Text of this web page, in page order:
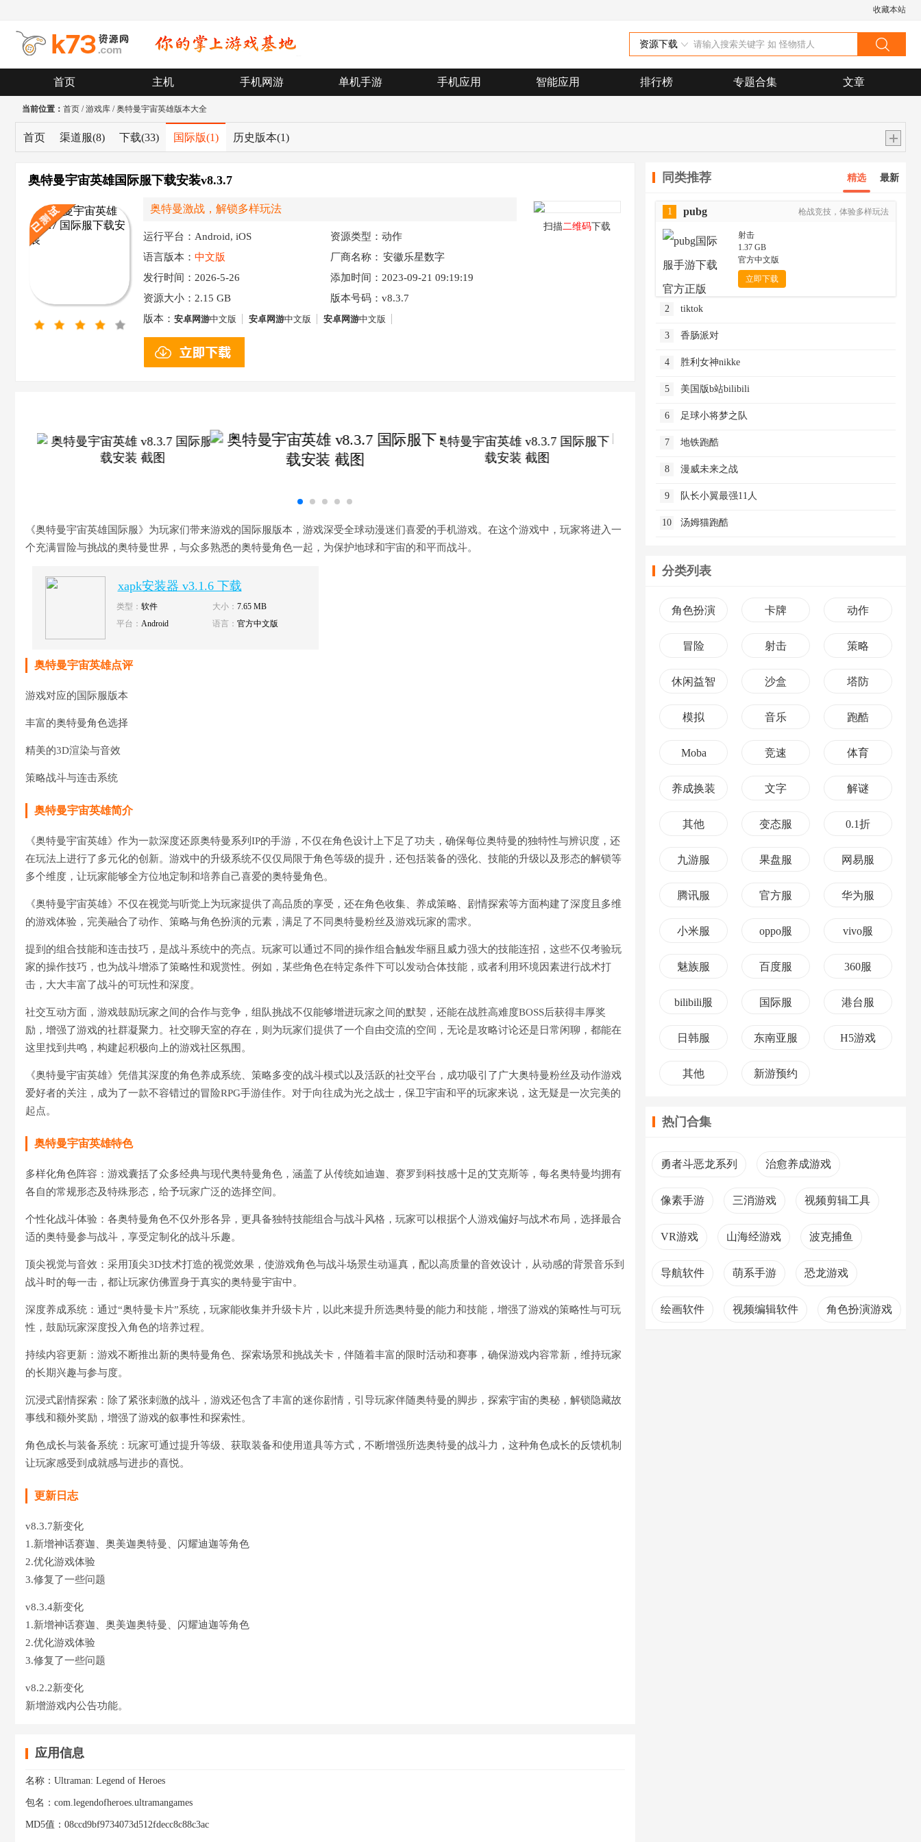
收藏本站
资源下载
首页 主机 手机网游 单机手游 手机应用 智能应用 排行榜 专题合集 文章
当前位置： 首页 /游戏库 /奥特曼宇宙英雄版本大全
首页 渠道服(8) 下载(33) 国际版(1) 历史版本(1)
奥特曼宇宙英雄国际服下载安装v8.3.7
奥特曼激战，解锁多样玩法
运行平台：Android, iOS
资源类型：动作
语言版本： 中文版 厂商名称： 安徽乐星数字
创意有限公司
发行时间：2026-5-26
添加时间：2023-09-21 09:19:19
资源大小： 2.15 GB
版本号码：v8.3.7
版本： 安卓网游中文版 安卓网游中文版 安卓网游中文版
扫描二维码下载
《奥特曼宇宙英雄国际服》为玩家们带来游戏的国际服版本，游戏深受全球动漫迷们喜爱的手机游戏。在这个游戏中，玩家将进入一
个充满冒险与挑战的奥特曼世界，与众多熟悉的奥特曼角色一起，为保护地球和宇宙的和平而战斗。
xapk安装器 v3.1.6 下载
类型： 软件 大小： 7.65 MB
平台： Android 语言： 官方中文版
奥特曼宇宙英雄点评
游戏对应的国际服版本
丰富的奥特曼角色选择
精美的3D渲染与音效
策略战斗与连击系统
奥特曼宇宙英雄简介
《奥特曼宇宙英雄》作为一款深度还原奥特曼系列IP的手游，不仅在角色设计上下足了功夫，确保每位奥特曼的独特性与辨识度，还
在玩法上进行了多元化的创新。游戏中的升级系统不仅仅局限于角色等级的提升，还包括装备的强化、技能的升级以及形态的解锁等
多个维度，让玩家能够全方位地定制和培养自己喜爱的奥特曼角色。
《奥特曼宇宙英雄》不仅在视觉与听觉上为玩家提供了高品质的享受，还在角色收集、养成策略、剧情探索等方面构建了深度且多维
的游戏体验，完美融合了动作、策略与角色扮演的元素，满足了不同奥特曼粉丝及游戏玩家的需求。
提到的组合技能和连击技巧，是战斗系统中的亮点。玩家可以通过不同的操作组合触发华丽且威力强大的技能连招，这些不仅考验玩
家的操作技巧，也为战斗增添了策略性和观赏性。例如，某些角色在特定条件下可以发动合体技能，或者利用环境因素进行战术打
击，大大丰富了战斗的可玩性和深度。
社交互动方面，游戏鼓励玩家之间的合作与竞争，组队挑战不仅能够增进玩家之间的默契，还能在战胜高难度BOSS后获得丰厚奖
励，增强了游戏的社群凝聚力。社交聊天室的存在，则为玩家们提供了一个自由交流的空间，无论是攻略讨论还是日常闲聊，都能在
这里找到共鸣，构建起积极向上的游戏社区氛围。
《奥特曼宇宙英雄》凭借其深度的角色养成系统、策略多变的战斗模式以及活跃的社交平台，成功吸引了广大奥特曼粉丝及动作游戏
爱好者的关注，成为了一款不容错过的冒险RPG手游佳作。对于向往成为光之战士，保卫宇宙和平的玩家来说，这无疑是一次完美的
起点。
奥特曼宇宙英雄特色
多样化角色阵容：游戏囊括了众多经典与现代奥特曼角色，涵盖了从传统如迪迦、赛罗到科技感十足的艾克斯等，每名奥特曼均拥有
各自的常规形态及特殊形态，给予玩家广泛的选择空间。
个性化战斗体验：各奥特曼角色不仅外形各异，更具备独特技能组合与战斗风格，玩家可以根据个人游戏偏好与战术布局，选择最合
适的奥特曼参与战斗，享受定制化的战斗乐趣。
顶尖视觉与音效：采用顶尖3D技术打造的视觉效果，使游戏角色与战斗场景生动逼真，配以高质量的音效设计，从动感的背景音乐到
战斗时的每一击，都让玩家仿佛置身于真实的奥特曼宇宙中。
深度养成系统：通过“奥特曼卡片”系统，玩家能收集并升级卡片，以此来提升所选奥特曼的能力和技能，增强了游戏的策略性与可玩
性，鼓励玩家深度投入角色的培养过程。
持续内容更新：游戏不断推出新的奥特曼角色、探索场景和挑战关卡，伴随着丰富的限时活动和赛事，确保游戏内容常新，维持玩家
的长期兴趣与参与度。
沉浸式剧情探索：除了紧张刺激的战斗，游戏还包含了丰富的迷你剧情，引导玩家伴随奥特曼的脚步，探索宇宙的奥秘，解锁隐藏故
事线和额外奖励，增强了游戏的叙事性和探索性。
角色成长与装备系统：玩家可通过提升等级、获取装备和使用道具等方式，不断增强所选奥特曼的战斗力，这种角色成长的反馈机制
让玩家感受到成就感与进步的喜悦。
更新日志
v8.3.7新变化
1.新增神话赛迦、奥美迦奥特曼、闪耀迪迦等角色
2.优化游戏体验
3.修复了一些问题
v8.3.4新变化
1.新增神话赛迦、奥美迦奥特曼、闪耀迪迦等角色
2.优化游戏体验
3.修复了一些问题
v8.2.2新变化
新增游戏内公告功能。
应用信息
名称： Ultraman: Legend of Heroes
包名： com.legendofheroes.ultramangames
MD5值： 08ccd9bf9734073d512fdecc8c88c3ac
同类推荐 精选 最新
1 pubg 枪战竞技，体验多样玩法
射击
1.37 GB
官方中文版
立即下载
2 tiktok
3 香肠派对
4 胜利女神nikke
5 美国版b站bilibili
6 足球小将梦之队
7 地铁跑酷
8 漫威未来之战
9 队长小翼最强11人
10 汤姆猫跑酷
分类列表
角色扮演 卡牌 动作
冒险 射击 策略
休闲益智 沙盒 塔防
模拟 音乐 跑酷
Moba 竞速 体育
养成换装 文字 解谜
其他 变态服 0.1折
九游服 果盘服 网易服
腾讯服 官方服 华为服
小米服 oppo服 vivo服
魅族服 百度服 360服
bilibili服 国际服 港台服
日韩服 东南亚服 H5游戏
其他 新游预约
热门合集
勇者斗恶龙系列 治愈养成游戏
像素手游 三消游戏 视频剪辑工具
VR游戏 山海经游戏 波克捕鱼
导航软件 萌系手游 恐龙游戏
绘画软件 视频编辑软件 角色扮演游戏